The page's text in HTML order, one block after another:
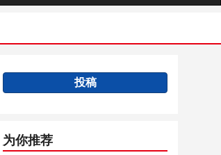
投稿
为你推荐